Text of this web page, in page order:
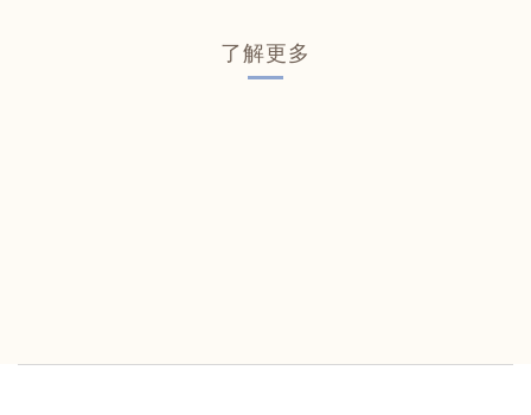
了解更多